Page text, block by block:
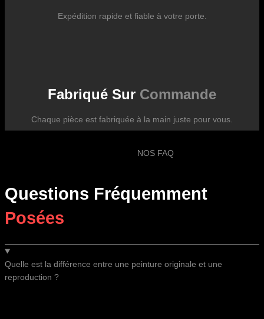
Expédition rapide et fiable à votre porte.
Fabriqué Sur Commande
Chaque pièce est fabriquée à la main juste pour vous.
NOS FAQ
Questions Fréquemment
Posées
Quelle est la différence entre une peinture originale et une
reproduction ?